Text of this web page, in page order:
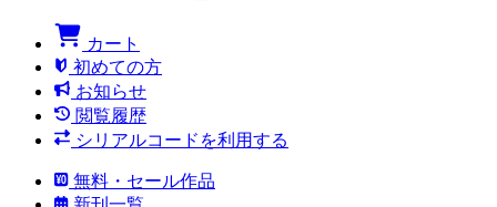
カート
初めての方
お知らせ
閲覧履歴
シリアルコードを利用する
無料・セール作品